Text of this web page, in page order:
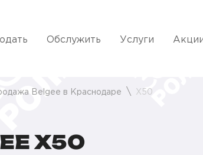
Обслужить Услуги
Belgee в Краснодаре X50
X50